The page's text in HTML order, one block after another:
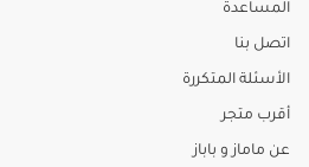
المساعدة
اتصل بنا
الأسئلة المتكررة
أقرب متجر
عن ماماز و باباز